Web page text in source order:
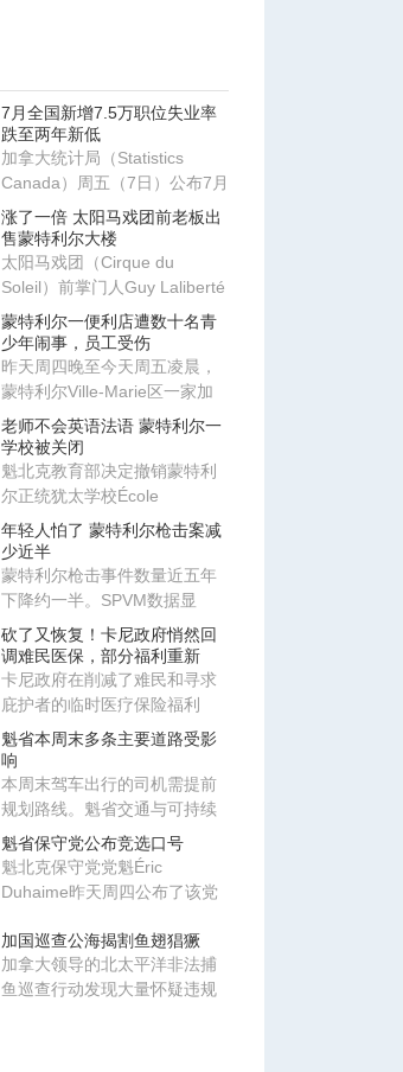
7月全国新增7.5万职位失业率
跌至两年新低
加拿大统计局（Statistics
Canada）周五（7日）公布7月
劳动力调查结果，新增就业职
位
涨了一倍 太阳马戏团前老板出
售蒙特利尔大楼
太阳马戏团（Cirque du
Soleil）前掌门人Guy Laliberté
近日将位于蒙特利尔市中心的
Ma
蒙特利尔一便利店遭数十名青
少年闹事，员工受伤
昨天周四晚至今天周五凌晨，
蒙特利尔Ville-Marie区一家加
油站发生骚乱，数十名青少年
老师不会英语法语 蒙特利尔一
学校被关闭
魁北克教育部决定撤销蒙特利
尔正统犹太学校École
communautaire Belz三个校区
的办学
年轻人怕了 蒙特利尔枪击案减
少近半
蒙特利尔枪击事件数量近五年
下降约一半。SPVM数据显
示，2025年全市发生76起枪击
事件，
砍了又恢复！卡尼政府悄然回
调难民医保，部分福利重新
卡尼政府在削减了难民和寻求
庇护者的临时医疗保险福利
后，近期又悄然恢复了部分福
利项
魁省本周末多条主要道路受影
响
本周末驾车出行的司机需提前
规划路线。魁省交通与可持续
交通部提醒，多处主要道路将
出
魁省保守党公布竞选口号
魁北克保守党党魁Éric
Duhaime昨天周四公布了该党
pour
加国巡查公海揭割鱼翅猖獗
加拿大领导的北太平洋非法捕
鱼巡查行动发现大量怀疑违规